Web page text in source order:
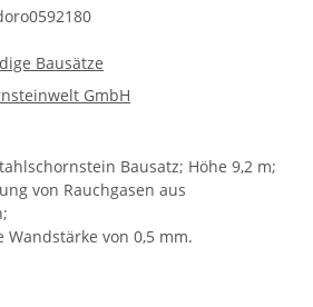
Bausätze
GmbH
Bausatz; Höhe 9,2 m;
von Rauchgasen aus
von 0,5 mm.